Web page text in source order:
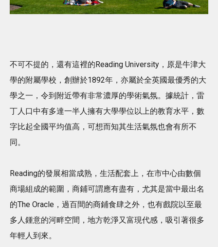
不可不提的，還有這裡的Reading University，原是牛津大
學的附屬學校，創辦於1892年，亦屬於全英國最優秀的大
學之一，令到附近帶有非常濃厚的學術氣氛。據統計，雷
丁人口中有多達一半人擁有大學學位以上的教育水平，數
字比起全國平均值高，可想而知其生活氣氛也會有所不
同。
Reading的發展相當成熟，生活配套上，在市中心由數個
商場組成的範圍，商鋪可謂應有盡有，尤其是當中最出名
的The Oracle，過百間的商鋪食肆之外，也有戲院以至最
多人鍾意的河畔空間，地方乾淨又富現代感，吸引著很多
年輕人到來。